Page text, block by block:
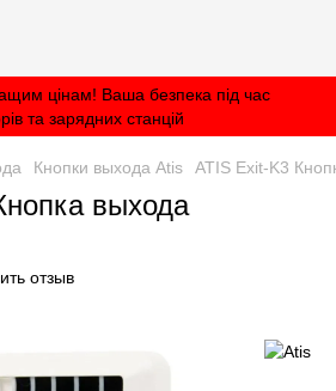
цінам! Ваша безпека під час
та зарядних станцій
Кнопки выхода Atis ATIS Exit-K3
выхода
отзыв